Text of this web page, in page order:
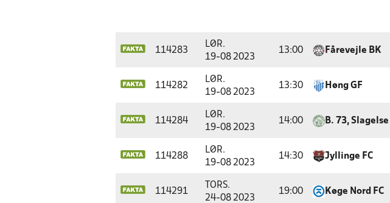
114283
LØR.
19-08 2023
13:00 Fårevejle BK
114282
LØR.
19-08 2023
13:30 Høng GF
114284
LØR.
19-08 2023
14:00 B. 73, Slagelse
114288
LØR.
19-08 2023
14:30 Jyllinge FC
114291
TORS.
24-08 2023
19:00 Køge Nord FC